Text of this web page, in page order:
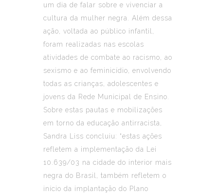
um dia de falar sobre e vivenciar a
cultura da mulher negra. Além dessa
ação, voltada ao público infantil,
foram realizadas nas escolas
atividades de combate ao racismo, ao
sexismo e ao feminicídio, envolvendo
todas as crianças, adolescentes e
jovens da Rede Municipal de Ensino.
Sobre estas pautas e mobilizações
em torno da educação antirracista,
Sandra Liss concluiu: “estas ações
refletem a implementação da Lei
10.639/03 na cidade do interior mais
negra do Brasil, também refletem o
início da implantação do Plano